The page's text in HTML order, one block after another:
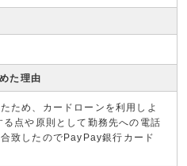
た理由
ため、カードローンを利用しよ
点や原則として勤務先への電話
致したのでPayPay銀行カード